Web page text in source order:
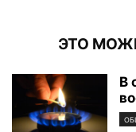
ЭТО
В